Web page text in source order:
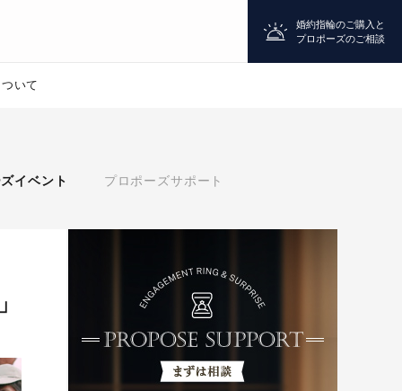
婚約指輪のご購入と
プロポーズのご相談
いて
イベント プロポーズサポートプロポーズ
婚約指輪
マッチング診断